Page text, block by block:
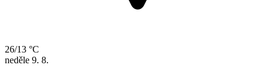
26/13 °C
neděle 9. 8.